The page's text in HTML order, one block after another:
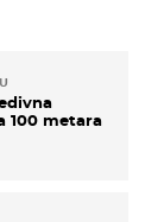
100 metara